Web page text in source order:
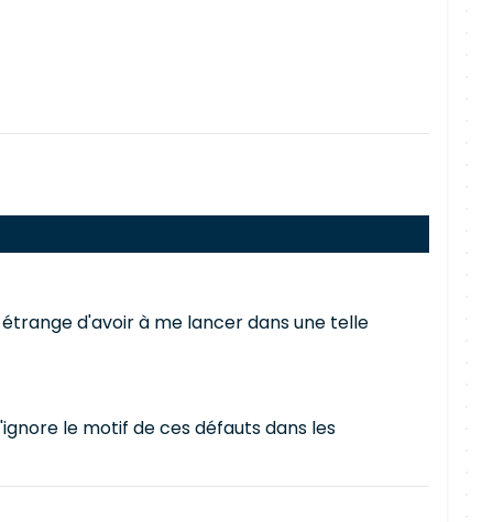
d'avoir à me lancer dans une telle
le motif de ces défauts dans les